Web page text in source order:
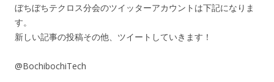
ぼちぼちテクロス分会のツイッターアカウントは下記になりま
す。
新しい記事の投稿その他、ツイートしていきます！
@BochibochiTech